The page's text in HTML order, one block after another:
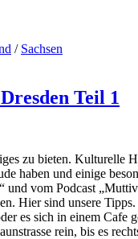
/ Sachsen
Teil 1
zu bieten.
haben und einige
vom Podcast
Hier sind unsere
es sich in einem
rein, bis es